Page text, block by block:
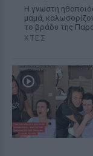
Η γνωστή
μαμά,
το βράδυ της
ΧΤΕΣ